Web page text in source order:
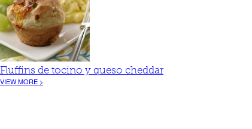
Fluffins de tocino y queso cheddar
VIEW MORE >